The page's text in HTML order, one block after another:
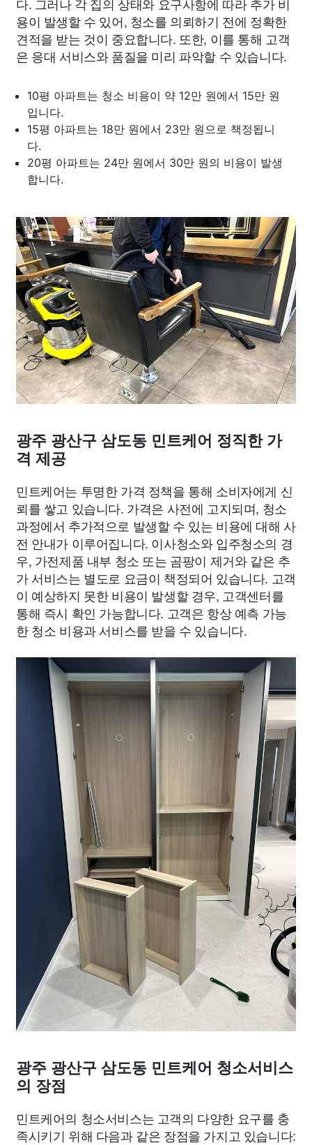
용이 발생할 수 있어, 청소를 의뢰하기 전에 정확한
견적을 받는 것이 중요합니다. 또한, 이를 통해 고객
은 응대 서비스와 품질을 미리 파악할 수 있습니다.
10평 아파트는 청소 비용이 약 12만 원에서 15만 원
입니다.
15평 아파트는 18만 원에서 23만 원으로 책정됩니
다.
20평 아파트는 24만 원에서 30만 원의 비용이 발생
합니다.
광주 광산구 삼도동 민트케어 정직한 가
격 제공
민트케어는 투명한 가격 정책을 통해 소비자에게 신
뢰를 쌓고 있습니다. 가격은 사전에 고지되며, 청소
과정에서 추가적으로 발생할 수 있는 비용에 대해 사
전 안내가 이루어집니다. 이사청소와 입주청소의 경
우, 가전제품 내부 청소 또는 곰팡이 제거와 같은 추
가 서비스는 별도로 요금이 책정되어 있습니다. 고객
이 예상하지 못한 비용이 발생할 경우, 고객센터를
통해 즉시 확인 가능합니다. 고객은 항상 예측 가능
한 청소 비용과 서비스를 받을 수 있습니다.
광주 광산구 삼도동 민트케어 청소서비스
의 장점
민트케어의 청소서비스는 고객의 다양한 요구를 충
족시키기 위해 다음과 같은 장점을 가지고 있습니다: